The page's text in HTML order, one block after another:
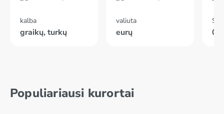
kalba
graikų, turkų
valiuta
eurų
Populiariausi kurortai